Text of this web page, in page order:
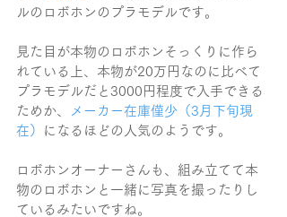
ルのロボホンのプラモデルです。
見た目が本物のロボホンそっくりに作ら
れている上、本物が20万円なのに比べて
プラモデルだと3000円程度で入手できる
ためか、
メーカー在庫僅少（3月下旬現
在）
になるほどの人気のようです。
ロボホンオーナーさんも、組み立てて本
物のロボホンと一緒に写真を撮ったりし
ているみたいですね。